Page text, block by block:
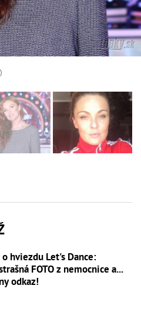
o hviezdu Let's Dance:
FOTO z nemocnice a...
odkaz!